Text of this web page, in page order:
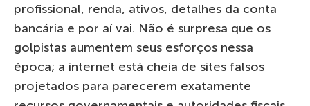
profissional, renda, ativos, detalhes da conta
bancária e por aí vai. Não é surpresa que os
golpistas aumentem seus esforços nessa
época; a internet está cheia de sites falsos
projetados para parecerem exatamente